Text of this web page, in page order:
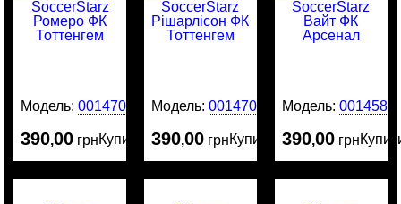
Модель:0014707
390,00 грнКупити
Модель:0014706
390,00 грнКупити
Модель: 0014587
390,00 грн